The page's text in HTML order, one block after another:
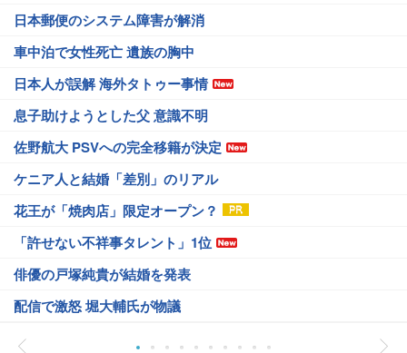
日本郵便のシステム障害が解消
車中泊で女性死亡 遺族の胸中
日本人が誤解 海外タトゥー事情
息子助けようとした父 意識不明
佐野航大 PSVへの完全移籍が決定
ケニア人と結婚「差別」のリアル
花王が「焼肉店」限定オープン？
「許せない不祥事タレント」1位
俳優の戸塚純貴が結婚を発表
配信で激怒 堀大輔氏が物議